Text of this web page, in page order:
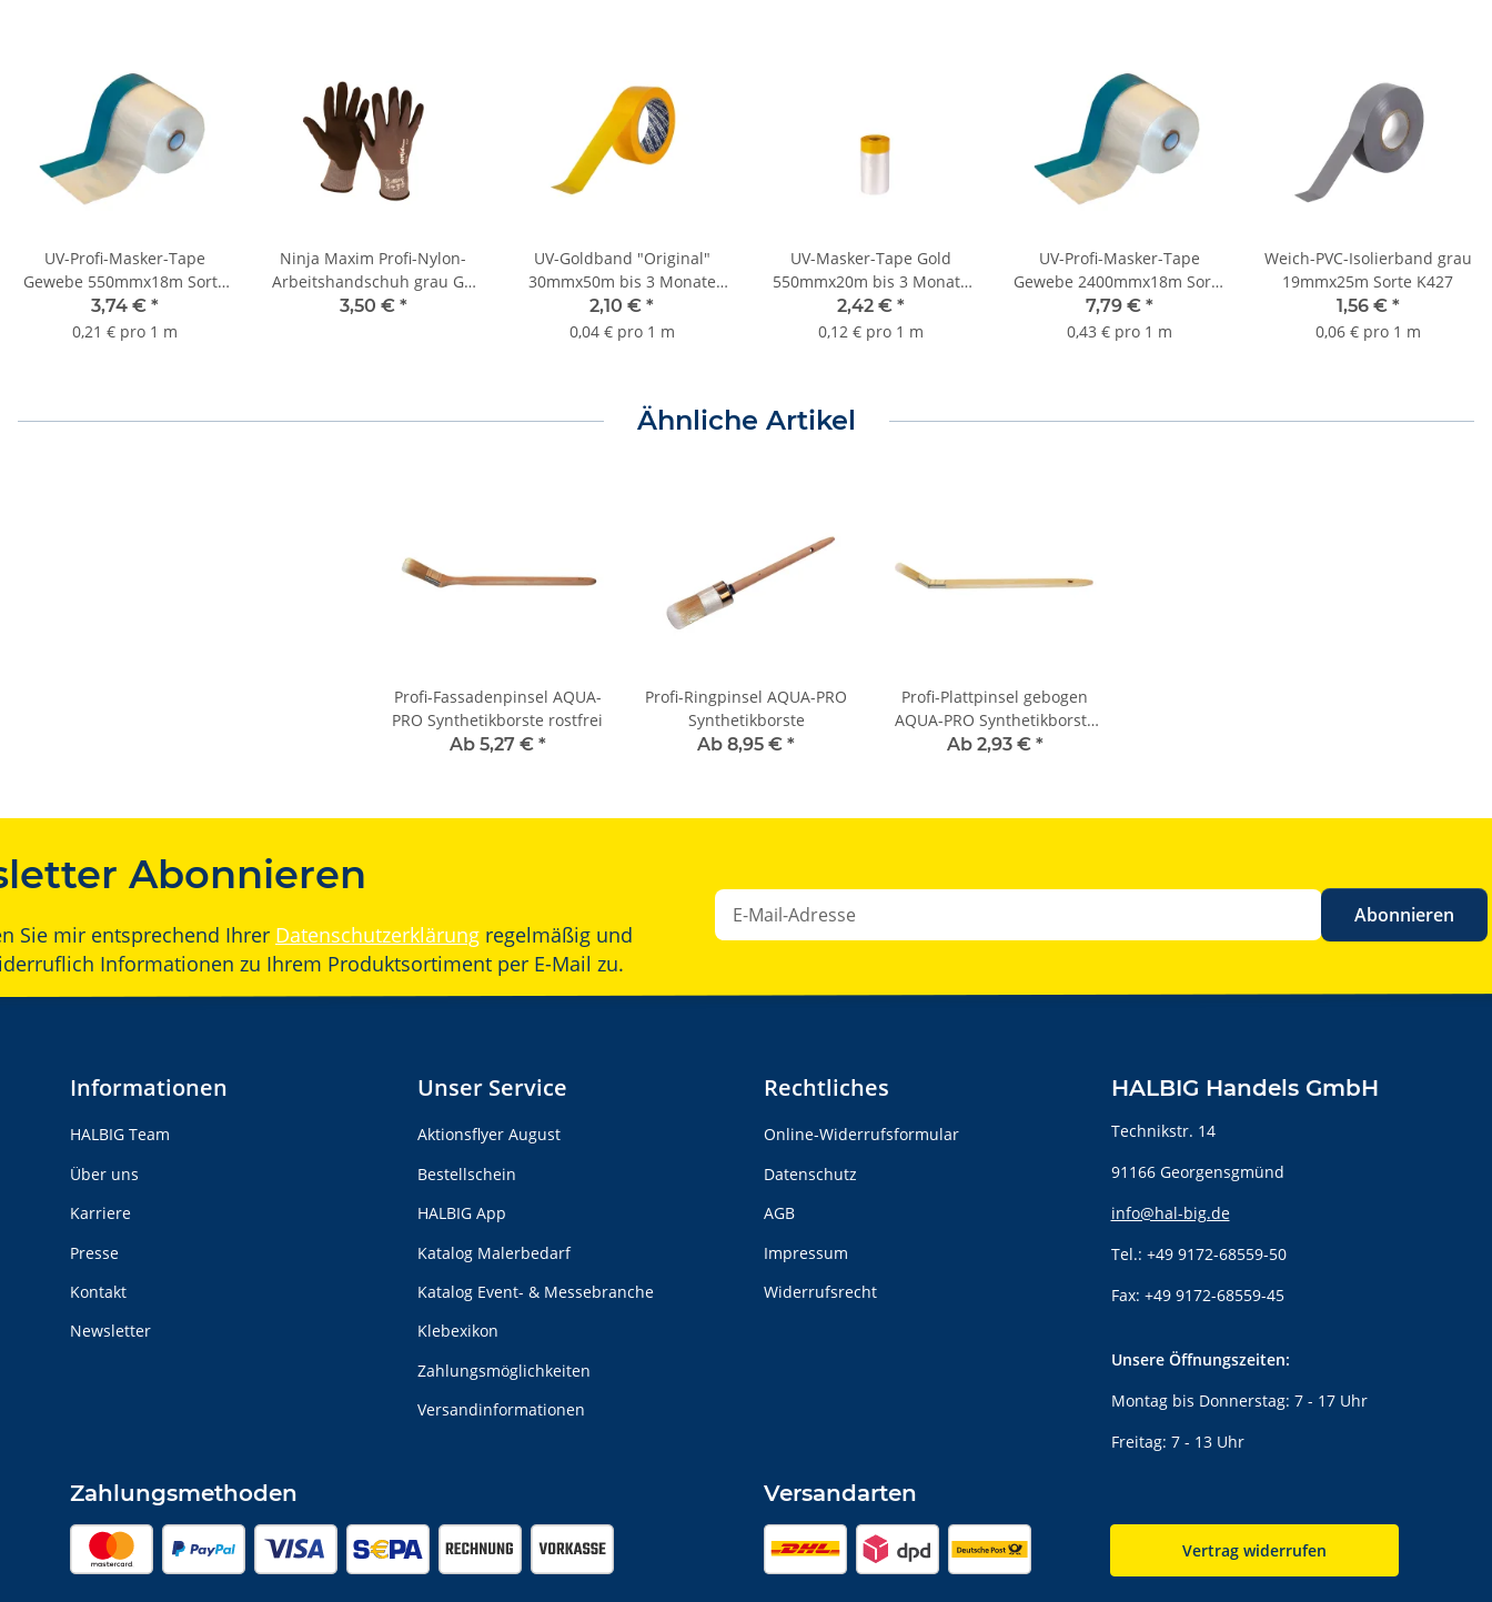
UV-Profi-Masker-Tape
Gewebe 550mmx18m Sorte
K134
3,74 € *
0,21 € pro 1 m
Ninja Maxim Profi-Nylon-
Arbeitshandschuh grau Gr.
11
3,50 € *
UV-Goldband "Original"
30mmx50m bis 3 Monate
Sorte K055
2,10 € *
0,04 € pro 1 m
UV-Masker-Tape Gold
550mmx20m bis 3 Monate
Sorte K122
2,42 € *
0,12 € pro 1 m
UV-Profi-Masker-Tape
Gewebe 2400mmx18m Sorte
K134
7,79 € *
0,43 € pro 1 m
Weich-PVC-Isolierband grau
19mmx25m Sorte K427
1,56 € *
0,06 € pro 1 m
Ähnliche Artikel
Profi-Fassadenpinsel AQUA-
PRO Synthetikborste rostfrei
Ab 5,27 € *
Profi-Ringpinsel AQUA-PRO
Synthetikborste
Ab 8,95 € *
Profi-Plattpinsel gebogen
AQUA-PRO Synthetikborste
rostfrei
Ab 2,93 € *
Abonnieren
Sie mir entsprechend Ihrer Datenschutzerklärung regelmäßig und
Informationen zu Ihrem Produktsortiment per E-Mail zu.
Abonnieren
Informationen
HALBIG Team
Über uns
Karriere
Presse
Kontakt
Newsletter
Unser Service
Aktionsflyer August
Bestellschein
HALBIG App
Katalog Malerbedarf
Katalog Event- & Messebranche
Klebexikon
Zahlungsmöglichkeiten
Versandinformationen
Rechtliches
Online-Widerrufsformular
Datenschutz
AGB
Impressum
Widerrufsrecht
HALBIG Handels GmbH
Technikstr. 14
91166 Georgensgmünd
info@hal-big.de
Tel.: +49 9172-68559-50
Fax: +49 9172-68559-45
Unsere Öffnungszeiten:
Montag bis Donnerstag: 7 - 17 Uhr
Freitag: 7 - 13 Uhr
Zahlungsmethoden Versandarten
Vertrag widerrufen